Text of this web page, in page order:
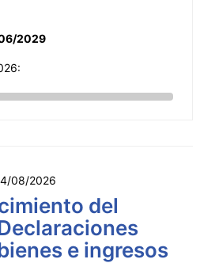
2029
08/2026
del
e ingresos